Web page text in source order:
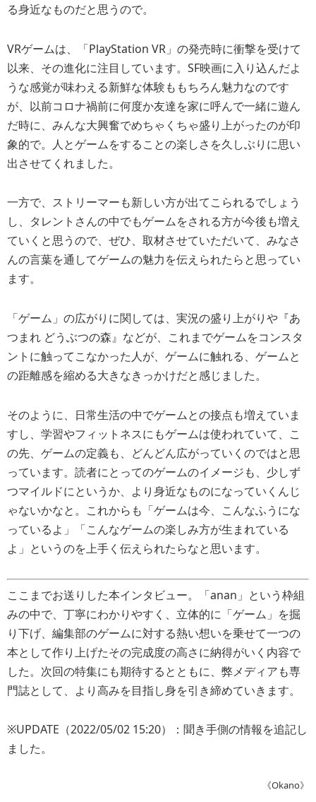
る身近なものだと思うので。
VRゲームは、「PlayStation VR」の発売時に衝撃を受けて
以来、その進化に注目しています。SF映画に入り込んだよ
うな感覚が味わえる新鮮な体験ももちろん魅力なのです
が、以前コロナ禍前に何度か友達を家に呼んで一緒に遊ん
だ時に、みんな大興奮でめちゃくちゃ盛り上がったのが印
象的で。人とゲームをすることの楽しさを久しぶりに思い
出させてくれました。
一方で、ストリーマーも新しい方が出てこられるでしょう
し、タレントさんの中でもゲームをされる方が今後も増え
ていくと思うので、ぜひ、取材させていただいて、みなさ
んの言葉を通してゲームの魅力を伝えられたらと思ってい
ます。
「ゲーム」の広がりに関しては、実況の盛り上がりや『あ
つまれ どうぶつの森』などが、これまでゲームをコンスタ
ントに触ってこなかった人が、ゲームに触れる、ゲームと
の距離感を縮める大きなきっかけだと感じました。
そのように、日常生活の中でゲームとの接点も増えていま
すし、学習やフィットネスにもゲームは使われていて、こ
の先、ゲームの定義も、どんどん広がっていくのではと思
っています。読者にとってのゲームのイメージも、少しず
つマイルドにというか、より身近なものになっていくんじ
ゃないかなと。これからも「ゲームは今、こんなふうにな
っているよ」「こんなゲームの楽しみ方が生まれている
よ」というのを上手く伝えられたらなと思います。
ここまでお送りした本インタビュー。「anan」という枠組
みの中で、丁寧にわかりやすく、立体的に「ゲーム」を掘
り下げ、編集部のゲームに対する熱い想いを乗せて一つの
本として作り上げたその完成度の高さに納得がいく内容で
した。次回の特集にも期待するとともに、弊メディアも専
門誌として、より高みを目指し身を引き締めていきます。
※UPDATE（2022/05/02 15:20）：聞き手側の情報を追記し
ました。
《Okano》